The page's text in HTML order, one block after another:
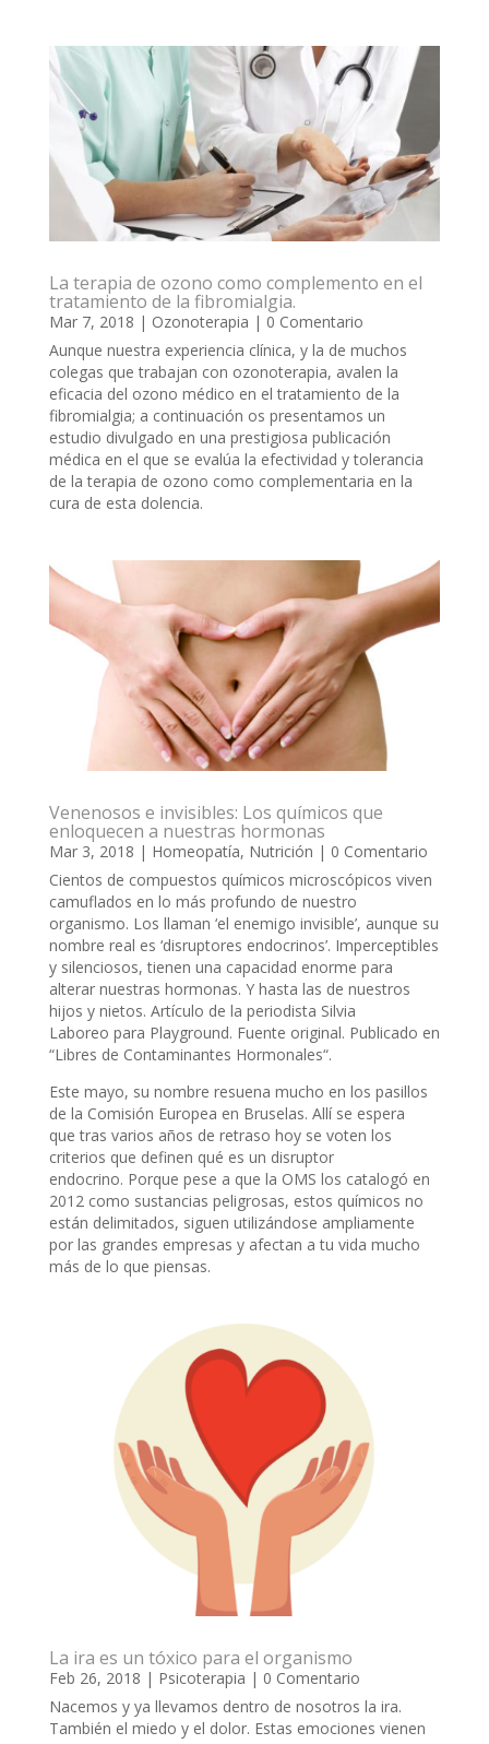
La terapia de ozono como complemento en el
tratamiento de la fibromialgia.
Mar 7, 2018 | Ozonoterapia | 0 Comentario
Aunque nuestra experiencia clínica, y la de muchos
colegas que trabajan con ozonoterapia, avalen la
eficacia del ozono médico en el tratamiento de la
fibromialgia; a continuación os presentamos un
estudio divulgado en una prestigiosa publicación
médica en el que se evalúa la efectividad y tolerancia
de la terapia de ozono como complementaria en la
cura de esta dolencia.
Venenosos e invisibles: Los químicos que
enloquecen a nuestras hormonas
Mar 3, 2018 | Homeopatía, Nutrición | 0 Comentario
Cientos de compuestos químicos microscópicos viven
camuflados en lo más profundo de nuestro
organismo. Los llaman ‘el enemigo invisible’, aunque su
nombre real es ‘disruptores endocrinos’. Imperceptibles
y silenciosos, tienen una capacidad enorme para
alterar nuestras hormonas. Y hasta las de nuestros
hijos y nietos. Artículo de la periodista Silvia
Laboreo para Playground. Fuente original. Publicado en
“Libres de Contaminantes Hormonales“.
Este mayo, su nombre resuena mucho en los pasillos
de la Comisión Europea en Bruselas. Allí se espera
que tras varios años de retraso hoy se voten los
criterios que definen qué es un disruptor
endocrino. Porque pese a que la OMS los catalogó en
2012 como sustancias peligrosas, estos químicos no
están delimitados, siguen utilizándose ampliamente
por las grandes empresas y afectan a tu vida mucho
más de lo que piensas.
La ira es un tóxico para el organismo
Feb 26, 2018 | Psicoterapia | 0 Comentario
Nacemos y ya llevamos dentro de nosotros la ira.
También el miedo y el dolor. Estas emociones vienen